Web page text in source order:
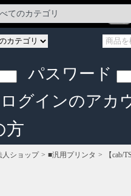
パスワード
ログインのアカ
方
人ショップ ■汎用プリンタ 【cab/